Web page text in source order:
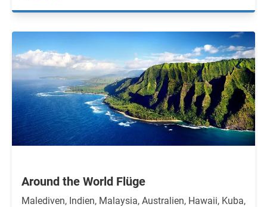
Around the World Flüge
Malediven, Indien, Malaysia, Australien, Hawaii, Kuba,